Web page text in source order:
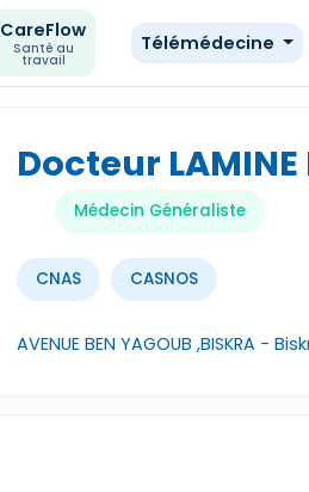
CareFlow
Santé au
travail
Télémédecine
Docteur LAMINE
Médecin Généraliste
CNAS CASNOS
AVENUE BEN YAGOUB ,BISKRA -